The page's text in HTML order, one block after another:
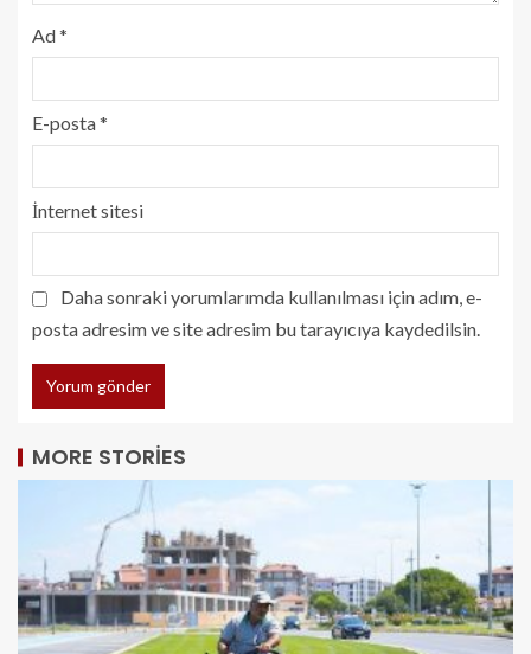
Ad*
E-posta*
İnternet sitesi
Daha sonraki yorumlarımda kullanılması için adım, e-
posta adresim ve site adresim bu tarayıcıya kaydedilsin.
MORE STORIES